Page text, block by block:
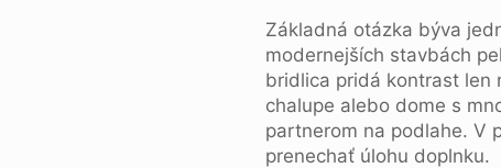
Základná otázka býva
modernejších stavbách
bridlica pridá kontrast len
chalupe alebo dome s
partnerom na podlahe. V
prenechať úlohu doplnku.